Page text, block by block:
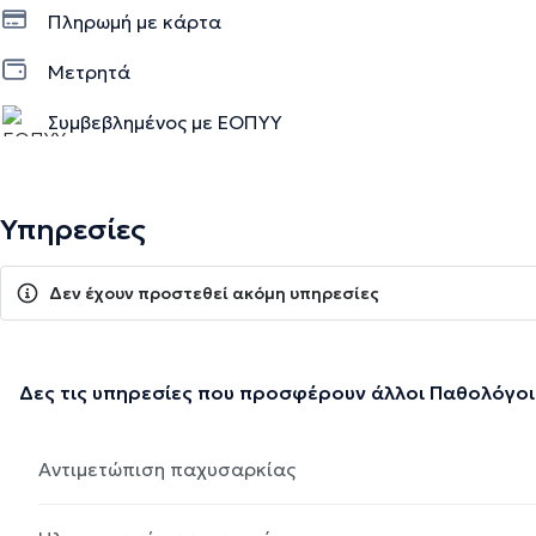
Πληρωμή με κάρτα
Μετρητά
Συμβεβλημένος με ΕΟΠΥΥ
Υπηρεσίες
Δεν έχουν προστεθεί ακόμη υπηρεσίες
Δες τις υπηρεσίες που προσφέρουν άλλοι Παθολόγοι
Αντιμετώπιση παχυσαρκίας